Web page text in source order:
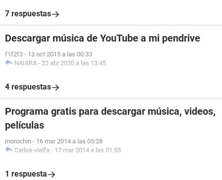
7 respuestas
Descargar música de YouTube a mi pendrive
f1f2f3 - 13 oct 2015 a las 00:33
NAIARA - 22 abr 2020 a las 13:45
4 respuestas
Programa gratis para descargar música, videos,
películas
morochin - 16 mar 2014 a las 05:28
Carlos-vialfa - 17 mar 2014 a las 01:55
1 respuesta